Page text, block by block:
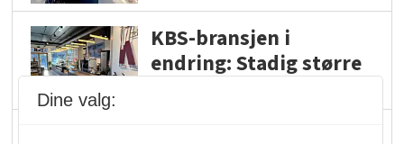
KBS-bransjen i
endring: Stadig større
Dine valg: